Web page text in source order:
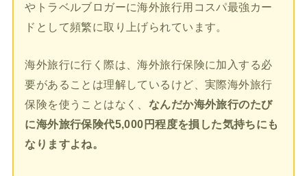
やトラベルブロガーに海外旅行用コスパ最強カー
ドとして頻繁に取り上げられています。
海外旅行に行く際は、海外旅行保険に加入する必
要があることは理解しているけど、実際海外旅行
保険を使うことはなく、 なんだか海外旅行のたび
に海外旅行保険代5,000円程度を損した気持ちにも
なりますよね。